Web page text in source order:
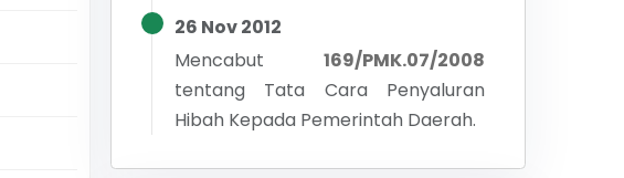
26 Nov 2012
Mencabut
169/PMK.07/2008
tentang Tata Cara Penyaluran
Hibah Kepada Pemerintah Daerah.